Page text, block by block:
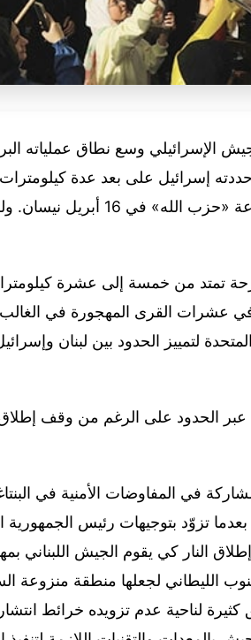
الإسرائيلي وسع نطاق عملياته
‌إسرائيل على بعد عدة
اللبنانية عقب سريان وقف إطلاق النار مع
تمتد من خمسة إلى عشرة
في عشرات القرى المهجورة في
لتمييز الحدود بين لبنان
عبر الحدود على الرغم من وقف إطلاق
في المفاوضات الأمنية في
بعدما تزوّد بتوجيهات رئيس
النار كي يقوم الجيش اللبناني
الليطاني لجعلها منطقة منزوعة
كثيرة لناحية عدم تزويده خرائط